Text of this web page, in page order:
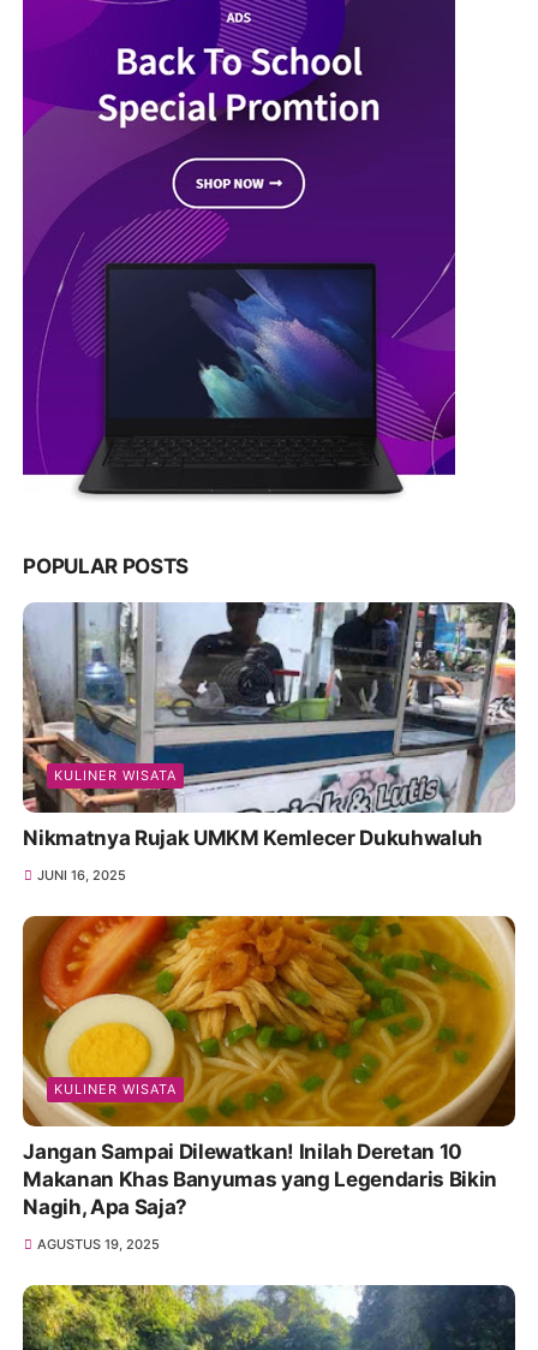
POPULAR POSTS
KULINER WISATA
Nikmatnya Rujak UMKM Kemlecer Dukuhwaluh
JUNI 16, 2025
KULINER WISATA
Jangan Sampai Dilewatkan! Inilah Deretan 10
Makanan Khas Banyumas yang Legendaris Bikin
Nagih, Apa Saja?
AGUSTUS 19, 2025